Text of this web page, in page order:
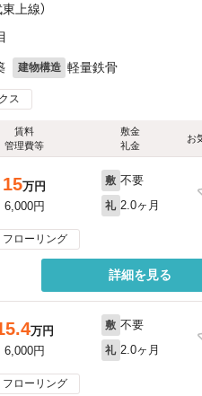
上線）
建物構造 軽量鉄骨
ス
賃料
管理費等
敷金
礼金
お
15万円
6,000円
敷 不要
礼 2.0ヶ月
フローリング
詳細を見る
万円
6,000円
敷 不要
礼 2.0ヶ月
フローリング